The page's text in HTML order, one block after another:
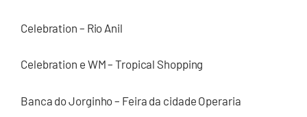
Celebration – Rio Anil
Celebration e WM – Tropical Shopping
Banca do Jorginho – Feira da cidade Operaria